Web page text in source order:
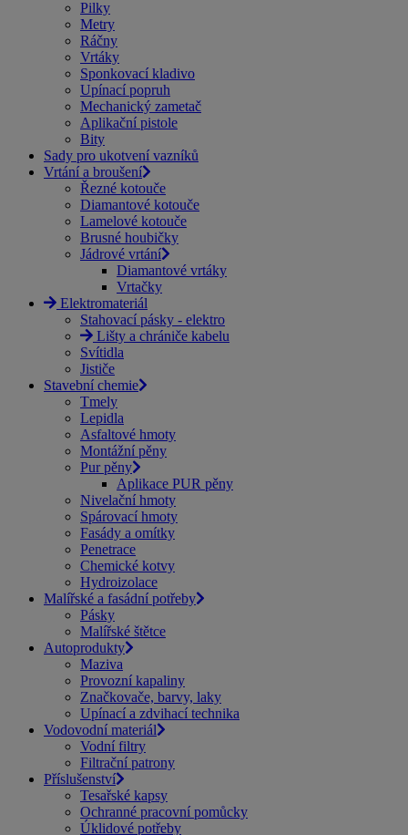
Pilky
Metry
Ráčny
Vrtáky
Sponkovací kladivo
Upínací popruh
Mechanický zametač
Aplikační pistole
Bity
Sady pro ukotvení vazníků
Vrtání a broušení
Řezné kotouče
Diamantové kotouče
Lamelové kotouče
Brusné houbičky
Jádrové vrtání
Diamantové vrtáky
Vrtačky
Elektromateriál
Stahovací pásky - elektro
Lišty a chrániče kabelu
Svítidla
Jističe
Stavební chemie
Tmely
Lepidla
Asfaltové hmoty
Montážní pěny
Pur pěny
Aplikace PUR pěny
Nivelační hmoty
Spárovací hmoty
Fasády a omítky
Penetrace
Chemické kotvy
Hydroizolace
Malířské a fasádní potřeby
Pásky
Malířské štětce
Autoprodukty
Maziva
Provozní kapaliny
Značkovače, barvy, laky
Upínací a zdvihací technika
Vodovodní materiál
Vodní filtry
Filtrační patrony
Příslušenství
Tesařské kapsy
Ochranné pracovní pomůcky
Úklidové potřeby